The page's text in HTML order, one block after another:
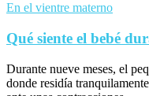
En el vientre materno
Qué siente el bebé
Durante nueve meses, el
donde residía